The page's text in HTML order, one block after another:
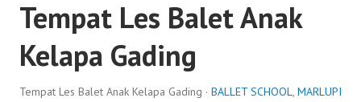
Tempat Les Balet Anak
Kelapa Gading
Tempat Les Balet Anak Kelapa Gading · BALLET SCHOOL, MARLUPI